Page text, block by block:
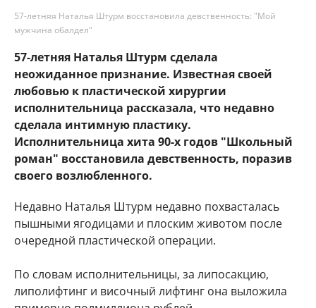
57-летняя Наталья Штурм восстановила девственность: "Мой
мужчина обалдел"
57-летняя Наталья Штурм сделала
неожиданное признание. Известная своей
любовью к пластической хирургии
исполнительница рассказала, что недавно
сделала интимную пластику.
Исполнительница хита 90-х годов "Школьный
роман" восстановила девственность, поразив
своего возлюбленного.
Недавно Наталья Штурм недавно похвасталась
пышными ягодицами и плоским животом после
очередной пластической операции.
По словам исполнительницы, за липосакцию,
липолифтинг и височный лифтинг она выложила